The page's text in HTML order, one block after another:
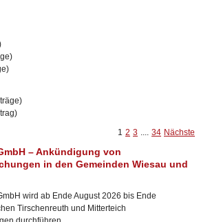
1 2 3 .... 34 Nächste
– Ankündigung von
in den Gemeinden Wiesau und
wird ab Ende August 2026 bis Ende
Tirschenreuth und Mitterteich